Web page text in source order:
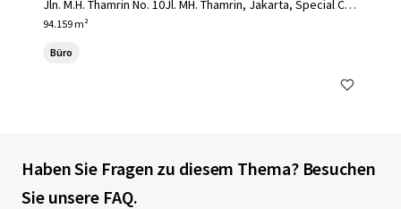
Jln. M.H. Thamrin No. 10Jl. MH. Thamrin, Jakarta, Special Cap
ital Region of Jakarta, 10230, ID
94.159 m²
Büro
Haben Sie Fragen zu diesem Thema? Besuchen
Sie unsere FAQ.